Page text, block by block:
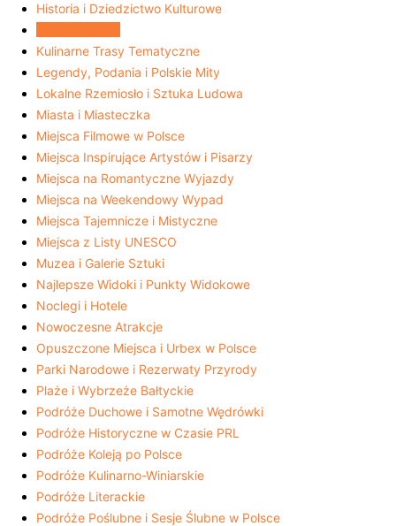
Historia i Dziedzictwo Kulturowe
Kulinarne Trasy Tematyczne
Legendy, Podania i Polskie Mity
Lokalne Rzemiosło i Sztuka Ludowa
Miasta i Miasteczka
Miejsca Filmowe w Polsce
Miejsca Inspirujące Artystów i Pisarzy
Miejsca na Romantyczne Wyjazdy
Miejsca na Weekendowy Wypad
Miejsca Tajemnicze i Mistyczne
Miejsca z Listy UNESCO
Muzea i Galerie Sztuki
Najlepsze Widoki i Punkty Widokowe
Noclegi i Hotele
Nowoczesne Atrakcje
Opuszczone Miejsca i Urbex w Polsce
Parki Narodowe i Rezerwaty Przyrody
Plaże i Wybrzeże Bałtyckie
Podróże Duchowe i Samotne Wędrówki
Podróże Historyczne w Czasie PRL
Podróże Koleją po Polsce
Podróże Kulinarno-Winiarskie
Podróże Literackie
Podróże Poślubne i Sesje Ślubne w Polsce